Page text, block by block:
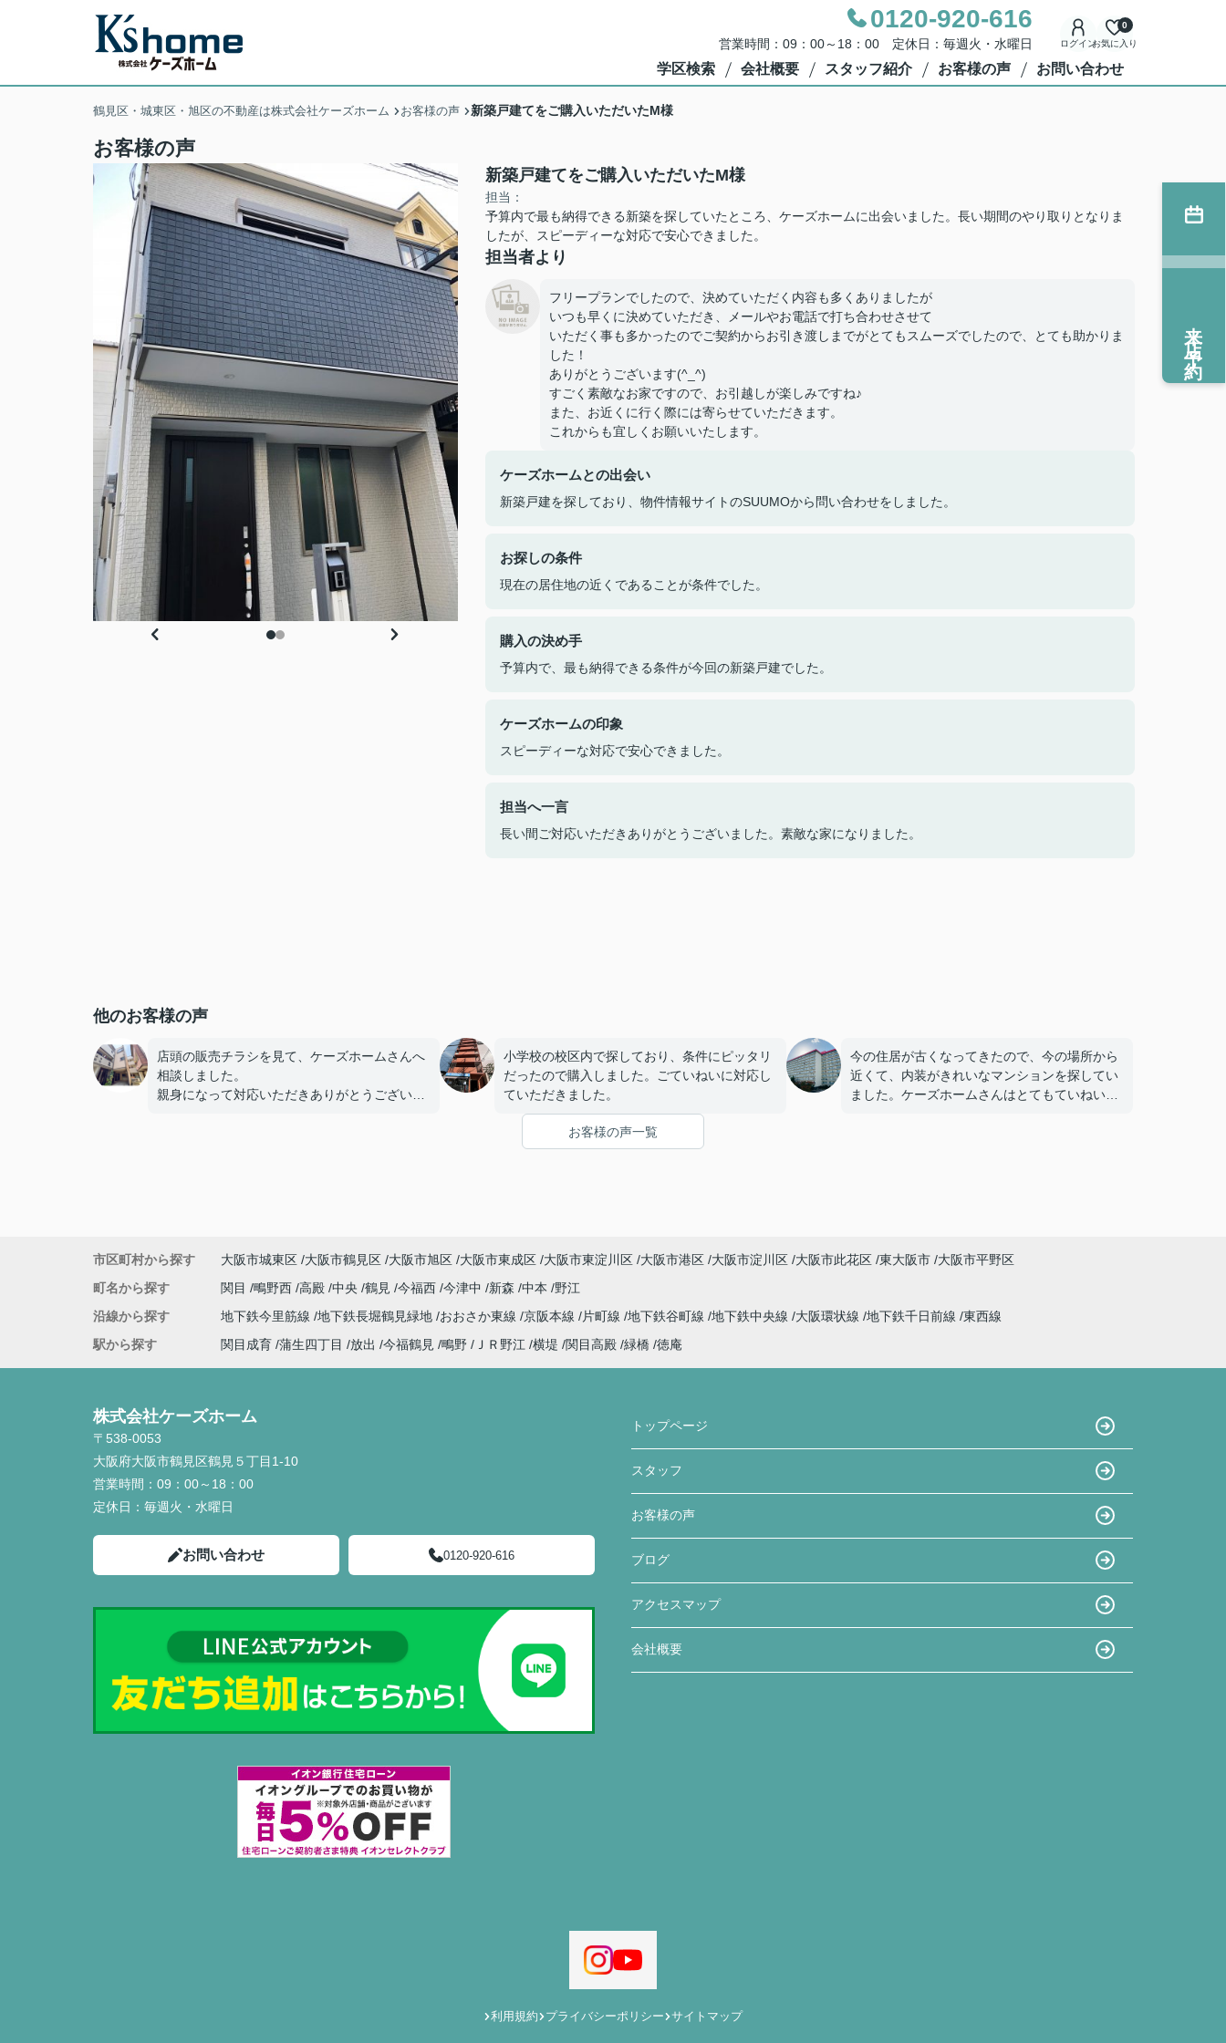
0120-920-616
営業時間：09：00～18：00 定休日：毎週火・水曜日 ログインお気に入り
0
学区検索 会社概要 スタッフ紹介 お客様の声 お問い合わせ
鶴見区・城東区・旭区の不動産は株式会社ケーズホーム お客様の声 新築戸建てをご購入いただいたM様
お客様の声
新築戸建てをご購入いただいたM様
担当：
予算内で最も納得できる新築を探していたところ、ケーズホームに出会いました。長い期間のやり取りとなりま
したが、スピーディーな対応で安心できました。
担当者より
フリープランでしたので、決めていただく内容も多くありましたが
いつも早くに決めていただき、メールやお電話で打ち合わせさせて
いただく事も多かったのでご契約からお引き渡しまでがとてもスムーズでしたので、とても助かりま
した！
ありがとうございます(^_^)
すごく素敵なお家ですので、お引越しが楽しみですね♪
また、お近くに行く際には寄らせていただきます。
これからも宜しくお願いいたします。
ケーズホームとの出会い
新築戸建を探しており、物件情報サイトのSUUMOから問い合わせをしました。
お探しの条件
現在の居住地の近くであることが条件でした。
購入の決め手
予算内で、最も納得できる条件が今回の新築戸建でした。
ケーズホームの印象
スピーディーな対応で安心できました。
担当へ一言
長い間ご対応いただきありがとうございました。素敵な家になりました。
他のお客様の声
店頭の販売チラシを見て、ケーズホームさんへ
相談しました。
親身になって対応いただきありがとうございま
小学校の校区内で探しており、条件にピッタリ
だったので購入しました。ごていねいに対応し
ていただきました。
今の住居が古くなってきたので、今の場所から
近くて、内装がきれいなマンションを探してい
ました。ケーズホームさんはとてもていねいな
お客様の声一覧
来店予約
市区町村から探す 大阪市城東区 大阪市鶴見区 大阪市旭区 大阪市東成区 大阪市東淀川区 大阪市港区 大阪市淀川区 大阪市此花区 東大阪市 大阪市平野区
町名から探す
関目 鴫野西 高殿 中央 鶴見 今福西 今津中 新森 中本
野江
沿線から探す
地下鉄今里筋線 地下鉄長堀鶴見緑地 おおさか東線 京阪本線 片町線 地下鉄谷町線 地下鉄中央線 大阪環状線 地下鉄千日前線 東西線
駅から探す
関目成育 蒲生四丁目 放出 今福鶴見 鴫野 ＪＲ野江 横堤 関目高殿 緑橋 徳庵
株式会社ケーズホーム
〒538-0053
大阪府大阪市鶴見区鶴見５丁目1-10
営業時間： 09：00～18：00
定休日： 毎週火・水曜日
お問い合わせ 0120-920-616
トップページ
スタッフ
お客様の声
ブログ
アクセスマップ
会社概要
利用規約 プライバシーポリシー サイトマップ